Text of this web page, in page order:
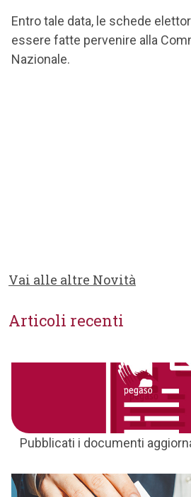
Entro tale data, le schede
essere fatte pervenire alla
Nazionale.
Vai alle altre Novità
Articoli recenti
Pubblicati i documenti